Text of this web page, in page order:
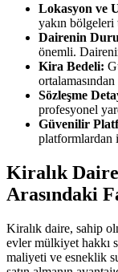
Lokasyon ve
yakın bölgeleri
Dairenin
önemli.
Kira Bedeli:
Sözleşme
profesyonel
Güvenilir
platformlardan
Kiralık
Arasındaki
Kiralık daire, sahip
evler mülkiyet hakkı
maliyeti ve esneklik